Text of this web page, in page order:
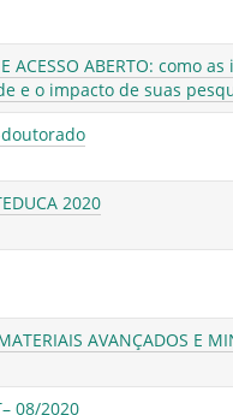
E ACESSO ABERTO:
e o impacto de suas
2020
AVANÇADOS E
08/2020